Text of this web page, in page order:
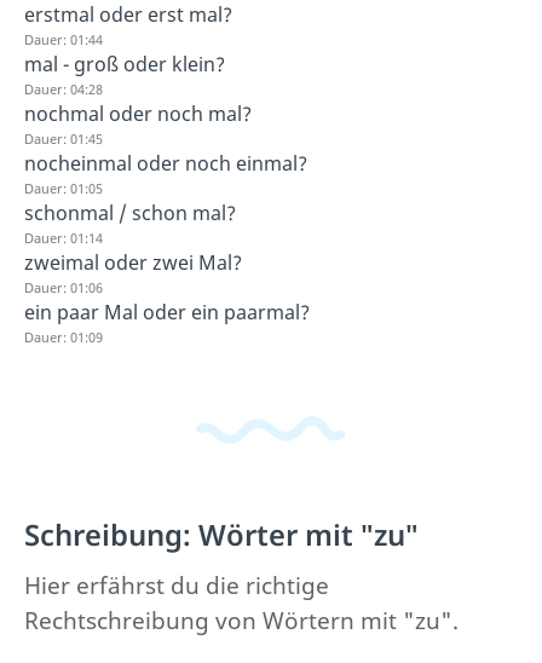
erstmal oder erst mal?
Dauer: 01:44
mal - groß oder klein?
Dauer: 04:28
nochmal oder noch mal?
Dauer: 01:45
nocheinmal oder noch einmal?
Dauer: 01:05
schonmal / schon mal?
Dauer: 01:14
zweimal oder zwei Mal?
Dauer: 01:06
ein paar Mal oder ein paarmal?
Dauer: 01:09
Schreibung: Wörter mit "zu"
Hier erfährst du die richtige
Rechtschreibung von Wörtern mit "zu".